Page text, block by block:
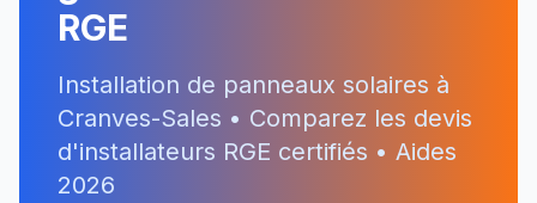
RGE
Installation de panneaux solaires à
Cranves-Sales • Comparez les devis
d'installateurs RGE certifiés • Aides
2026